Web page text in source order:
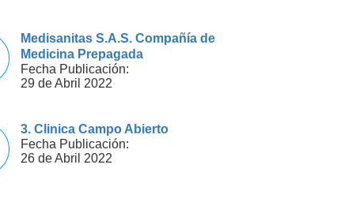
Medisanitas S.A.S. Compañía de
Medicina Prepagada
Fecha Publicación:
29 de Abril 2022
3. Clinica Campo Abierto
Fecha Publicación:
26 de Abril 2022